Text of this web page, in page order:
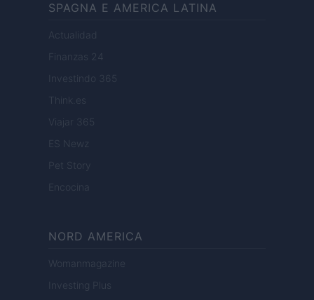
SPAGNA E AMERICA LATINA
Actualidad
Finanzas 24
Investindo 365
Think.es
Viajar 365
ES Newz
Pet Story
Encocina
NORD AMERICA
Womanmagazine
Investing Plus